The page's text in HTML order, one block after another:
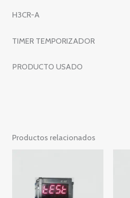
H3CR-A
TIMER TEMPORIZADOR
PRODUCTO USADO
Productos relacionados